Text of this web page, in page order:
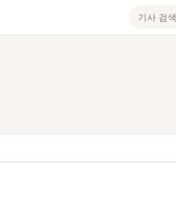
기사 검색